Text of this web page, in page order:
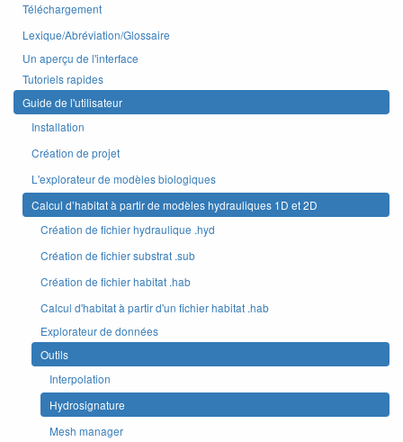
Téléchargement
Lexique/Abréviation/Glossaire
Un aperçu de l'interface
Tutoriels rapides
Guide de l'utilisateur
Installation
Création de projet
L'explorateur de modèles biologiques
Calcul d’habitat à partir de modèles hydrauliques 1D et 2D
Création de fichier hydraulique .hyd
Création de fichier substrat .sub
Création de fichier habitat .hab
Calcul d'habitat à partir d'un fichier habitat .hab
Explorateur de données
Outils
Interpolation
Hydrosignature
Mesh manager